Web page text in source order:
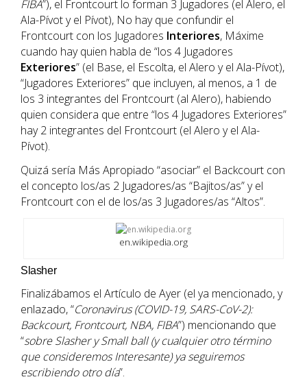
FIBA”), el Frontcourt lo forman 3 Jugadores (el Alero, el
Ala-Pívot y el Pívot), No hay que confundir el
Frontcourt con los Jugadores Interiores, Máxime
cuando hay quien habla de “los 4 Jugadores
Exteriores” (el Base, el Escolta, el Alero y el Ala-Pívot),
“Jugadores Exteriores” que incluyen, al menos, a 1 de
los 3 integrantes del Frontcourt (al Alero), habiendo
quien considera que entre “los 4 Jugadores Exteriores”
hay 2 integrantes del Frontcourt (el Alero y el Ala-
Pívot).
Quizá sería Más Apropiado “asociar” el Backcourt con
el concepto los/as 2 Jugadores/as “Bajitos/as” y el
Frontcourt con el de los/as 3 Jugadores/as “Altos”.
en.wikipedia.org
Slasher
Finalizábamos el Artículo de Ayer (el ya mencionado, y
enlazado, “Coronavirus (COVID-19, SARS-CoV-2):
Backcourt, Frontcourt, NBA, FIBA”) mencionando que
“sobre Slasher y Small ball (y cualquier otro término
que consideremos Interesante) ya seguiremos
escribiendo otro día”.